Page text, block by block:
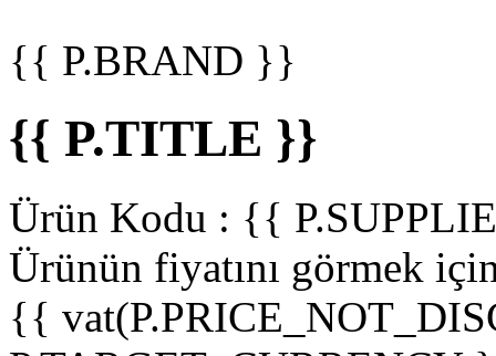
{{ P.BRAND }}
{{ P.TITLE }}
Ürün Kodu : {{
Ürünün fiyatını görmek
{{